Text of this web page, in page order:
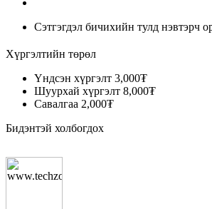
Сэтгэгдэл бичихийн тулд нэвтэрч
Хүргэлтийн төрөл
Үндсэн хүргэлт 3,000₮
Шуурхай хүргэлт 8,000₮
Савалгаа 2,000₮
Бидэнтэй холбогдох